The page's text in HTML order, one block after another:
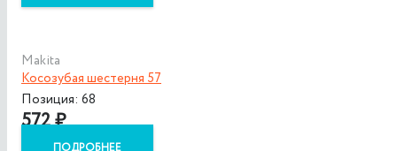
Makita
Косозубая шестерня 57
Позиция: 68
572₽